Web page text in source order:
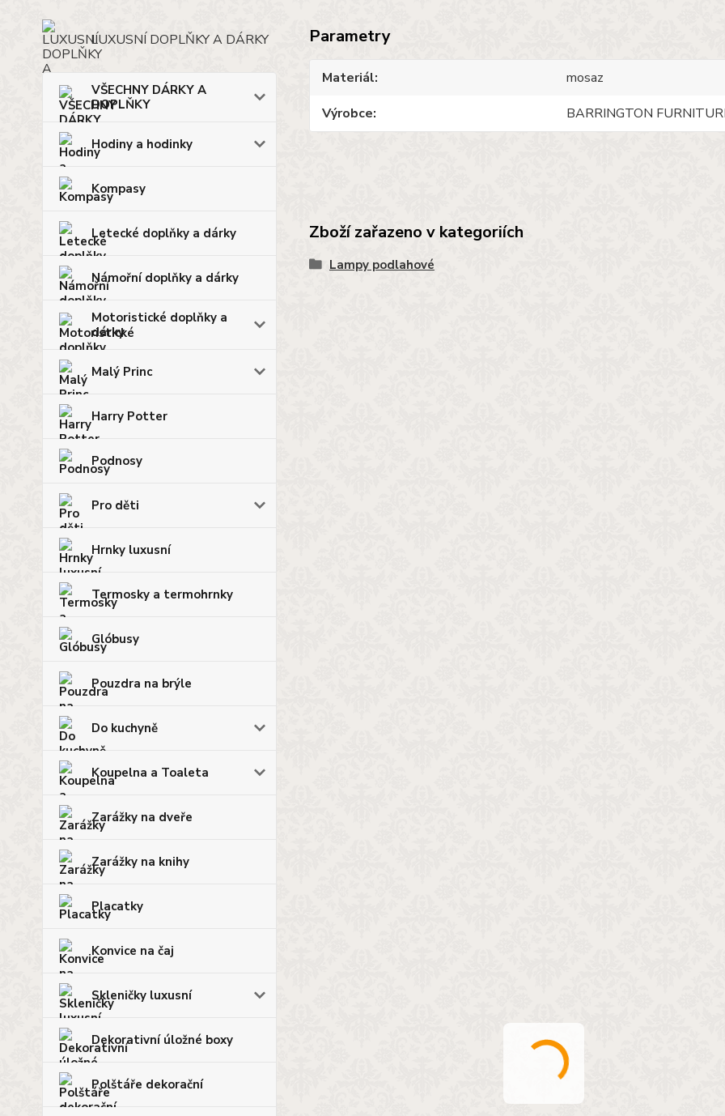
LUXUSNÍ DOPLŇKY A DÁRKY
VŠECHNY DÁRKY A
DOPLŇKY
Hodiny a hodinky
Kompasy
Letecké doplňky a dárky
Námořní doplňky a dárky
Motoristické doplňky a
dárky
Malý Princ
Harry Potter
Podnosy
Pro děti
Hrnky luxusní
Termosky a termohrnky
Glóbusy
Pouzdra na brýle
Do kuchyně
Koupelna a Toaleta
Zarážky na dveře
Zarážky na knihy
Placatky
Konvice na čaj
Skleničky luxusní
Dekorativní úložné boxy
Polštáře dekorační
Parametry
Materiál
mosaz
Výrobce
BARRINGTON
Zboží zařazeno v kategoriích
Lampy podlahové